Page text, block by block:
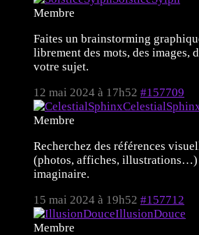
Membre
Faites un brainstorming
librement des mots, des images,
votre sujet.
12 mai 2024 à 17h52 #157709
Membre
Recherchez des références
(photos, affiches,
imaginaire.
15 mai 2024 à 19h52 #157712
IllusionDouce
Membre